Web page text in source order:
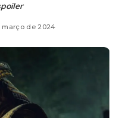
março de 2024